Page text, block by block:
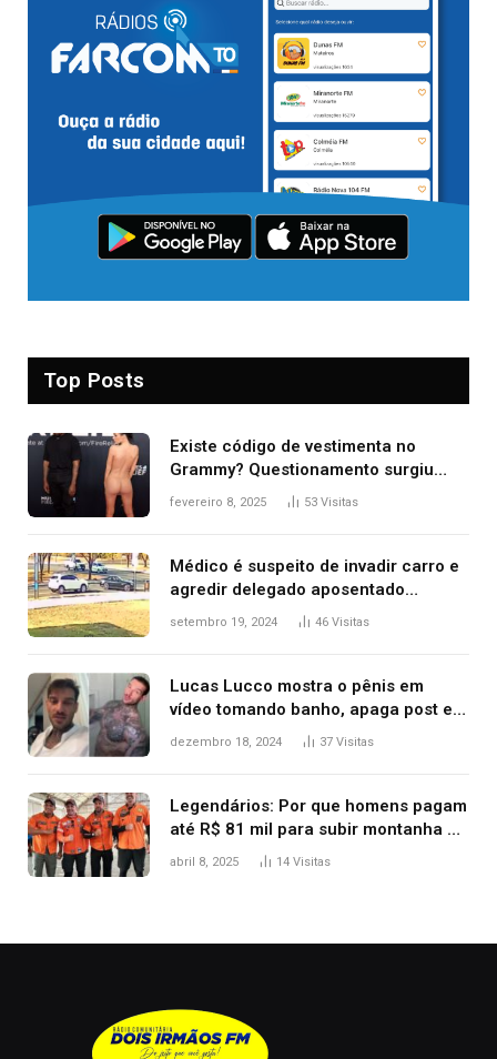
Top Posts
Existe código de vestimenta no
Grammy? Questionamento surgiu
após Bianca Censori, mulher de
fevereiro 8, 2025 53 Visitas
Médico é suspeito de invadir carro e
agredir delegado aposentado
durante confusão no trânsito
setembro 19, 2024 46 Visitas
Lucas Lucco mostra o pênis em
vídeo tomando banho, apaga post e
diz ‘foi mal’
dezembro 18, 2024 37 Visitas
Legendários: Por que homens pagam
até R$ 81 mil para subir montanha e
melhorar casamento?
abril 8, 2025 14 Visitas